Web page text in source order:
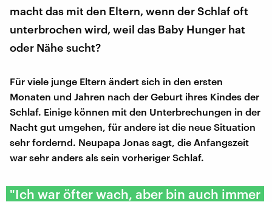
macht das mit den Eltern, wenn der Schlaf oft
unterbrochen wird, weil das Baby Hunger hat
oder Nähe sucht?
Für viele junge Eltern ändert sich in den ersten
Monaten und Jahren nach der Geburt ihres Kindes der
Schlaf. Einige können mit den Unterbrechungen in der
Nacht gut umgehen, für andere ist die neue Situation
sehr fordernd. Neupapa Jonas sagt, die Anfangszeit
war sehr anders als sein vorheriger Schlaf.
"Ich war öfter wach, aber bin auch immer